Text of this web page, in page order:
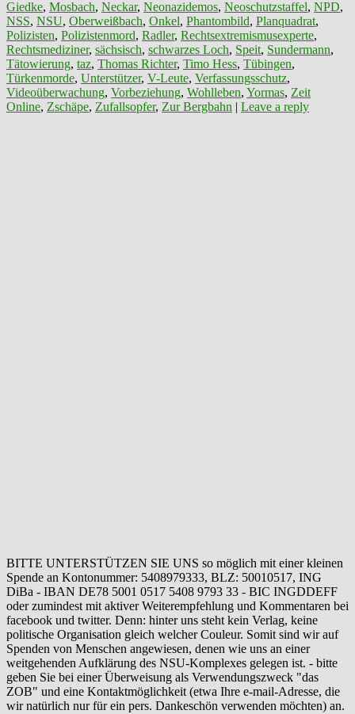
Giedke, Mosbach, Neckar, Neonazidemos, Neoschutzstaffel, NPD,
NSS, NSU, Oberweißbach, Onkel, Phantombild, Planquadrat,
Polizisten, Polizistenmord, Radler, Rechtsextremismusexperte,
Rechtsmediziner, sächsisch, schwarzes Loch, Speit, Sundermann,
Tätowierung, taz, Thomas Richter, Timo Hess, Tübingen,
Türkenmorde, Unterstützer, V-Leute, Verfassungsschutz,
Videoüberwachung, Vorbeziehung, Wohlleben, Yormas, Zeit
Online, Zschäpe, Zufallsopfer, Zur Bergbahn | Leave a reply
BITTE UNTERSTÜTZEN SIE UNS so möglich mit einer kleinen
Spende an Kontonummer: 5408979333, BLZ: 50010517, ING
DiBa - IBAN DE78 5001 0517 5408 9793 33 - BIC INGDDEFF
oder zumindest mit aktiver Weiterempfehlung und Kommentaren bei
facebook und twitter. Denn: hinter uns steht kein Verlag, keine
politische Organisation gleich welcher Couleur. Somit sind wir auf
Spenden von Menschen angewiesen, denen wie uns an einer
weitgehenden Aufklärung des NSU-Komplexes gelegen ist. - bitte
geben Sie bei einer Überweisung als Verwendungszweck "das
ZOB" und eine Kontaktmöglichkeit (etwa Ihre e-mail-Adresse, die
wir natürlich nur für ein pers. Dankeschön verwenden möchten) an.